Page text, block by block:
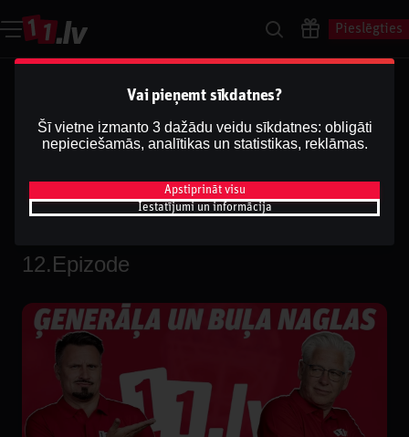
Pieslēgties
Ģenerāļa un Buļa Naglas |
8.Sezona 12.Epizode
Atjaunināts 2026. g. 13. maijs
12.Epizode
Vai pieņemt sīkdatnes?
Šī vietne izmanto 3 dažādu veidu sīkdatnes: obligāti
nepieciešamās, analītikas un statistikas, reklāmas.
Apstiprināt visu
Iestatījumi un informācija